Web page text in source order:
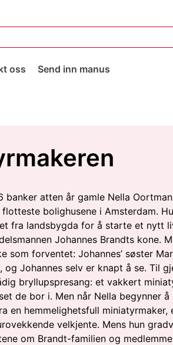
oss Send inn manus
banker atten år gamle Nella
bolighusene i Amsterdam.
fra landsbygda for å starte et nytt
Johannes Brandts kone.
som forventet: Johannes’ søster
og Johannes selv er knapt å se. Til
bryllupspresang: et vakkert
de bor i. Men når Nella begynner å
en hemmelighetsfull miniatyrmaker,
velkjente. Mens hun
om Brandt-familien og